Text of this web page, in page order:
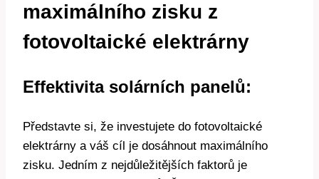
maximálního zisku z
fotovoltaické elektrárny
Effektivita solárních panelů:
Představte si, že investujete do fotovoltaické
elektrárny a váš cíl je dosáhnout maximálního
zisku. Jedním z nejdůležitějších faktorů je